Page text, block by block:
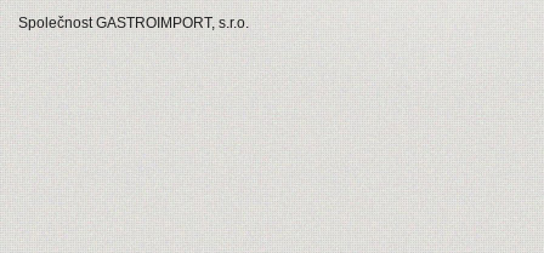
Společnost GASTROIMPORT, s.r.o.